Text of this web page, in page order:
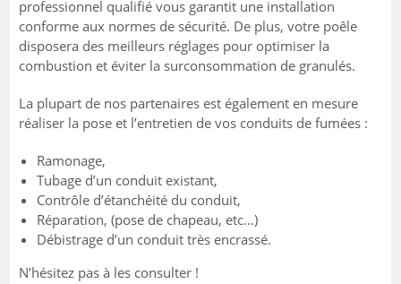
professionnel qualifié vous garantit une installation
conforme aux normes de sécurité. De plus, votre poêle
disposera des meilleurs réglages pour optimiser la
combustion et éviter la surconsommation de granulés.
La plupart de nos partenaires est également en mesure
réaliser la pose et l’entretien de vos conduits de fumées :
Ramonage,
Tubage d’un conduit existant,
Contrôle d’étanchéité du conduit,
Réparation, (pose de chapeau, etc…)
Débistrage d’un conduit très encrassé.
N’hésitez pas à les consulter !